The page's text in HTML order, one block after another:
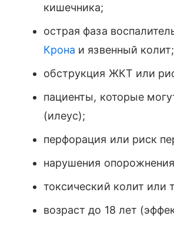
кишечника;
острая фаза
Крона и язвенный колит;
обструкция ЖКТ или
пациенты, которые
(илеус);
перфорация или риск
нарушения опорожнения
токсический колит или
возраст до 18 лет